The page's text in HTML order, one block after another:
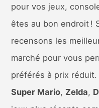
pour vos jeux,
êtes au bon endroit !
recensons les
marché pour vous
préférés à prix
Super Mario, Zelda,